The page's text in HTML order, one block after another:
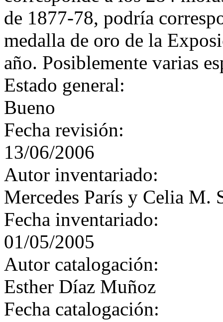
de 1877-78, podría
medalla de oro de la
año. Posiblemente varias
Estado general:
Bueno
Fecha revisión:
13/06/2006
Autor inventariado:
Mercedes París y Celia M.
Fecha inventariado:
01/05/2005
Autor catalogación:
Esther Díaz Muñoz
Fecha catalogación: